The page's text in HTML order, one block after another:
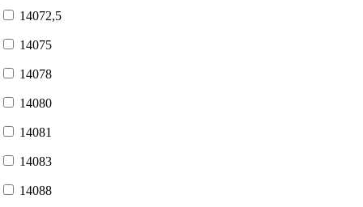
14072,5
14075
14078
14080
14081
14083
14088